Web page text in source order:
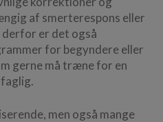
af smerterespons eller
er det også
for begyndere eller
gerne må træne for en
men også mange